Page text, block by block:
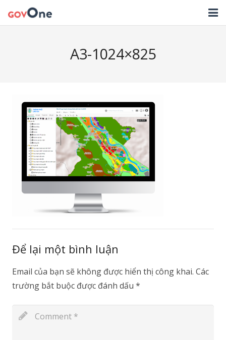
HỖ TRỢ
TẢI ỨNG DỤNG
LIÊN HỆ
NHẬT KÝ CẬP NHẬT PHẦN MỀM
A3-1024×825
Để lại một bình luận
Email của bạn sẽ không được hiển thị công khai. Các
trường bắt buộc được đánh dấu *